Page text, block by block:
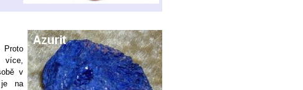
Proto
v
je na